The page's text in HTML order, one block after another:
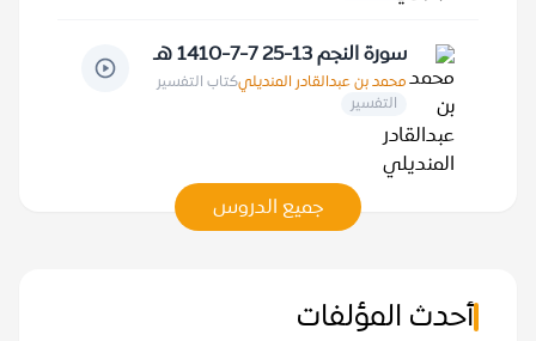
سورة النجم 13-25 7-7-1410 هـ
محمد بن عبدالقادر المنديليكتاب التفسير
التفسير
جميع الدروس
أحدث المؤلفات